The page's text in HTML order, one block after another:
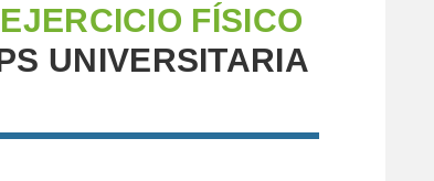
FÍSICO
UNIVERSITARIA